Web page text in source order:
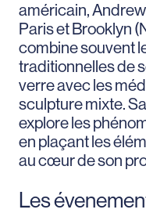
américain,
Paris et Brooklyn
combine souvent
traditionnelles de
verre avec les
sculpture mixte.
explore les
en plaçant les
au cœur de son
Les